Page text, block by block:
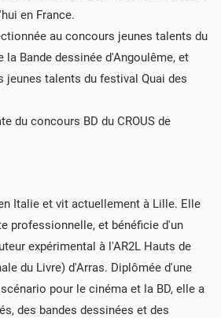
en France.
au concours jeunes talents du
Bande dessinée d'Angoulême, et
jeunes talents du festival Quai des
du concours BD du CROUS de
Italie et vit actuellement à Lille. Elle
professionnelle, et bénéficie d'un
expérimental à l'AR2L Hauts de
du Livre) d'Arras. Diplômée d'une
pour le cinéma et la BD, elle a
des bandes dessinées et des